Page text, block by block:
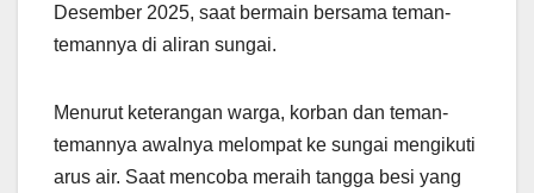
Desember 2025, saat bermain bersama teman-
temannya di aliran sungai.
Menurut keterangan warga, korban dan teman-
temannya awalnya melompat ke sungai mengikuti
arus air. Saat mencoba meraih tangga besi yang